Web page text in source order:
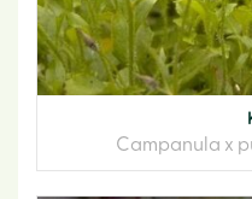
Campanula x